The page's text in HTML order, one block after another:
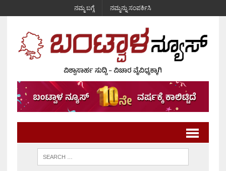
ನಮ್ಮ ಬಗ್ಗೆ ನಮ್ಮನ್ನು ಸಂಪರ್ಕಿಸಿ